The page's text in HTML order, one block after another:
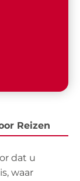
Reizen
dat u
waar